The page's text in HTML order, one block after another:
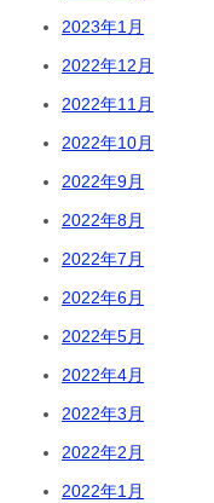
2023年1月
2022年12月
2022年11月
2022年10月
2022年9月
2022年8月
2022年7月
2022年6月
2022年5月
2022年4月
2022年3月
2022年2月
2022年1月